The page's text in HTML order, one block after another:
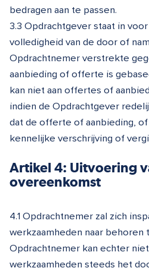
bedragen aan te passen.
3.3 Opdrachtgever staat in
volledigheid van de door of
Opdrachtnemer verstrekte
aanbieding of offerte is
kan niet aan offertes of
indien de Opdrachtgever
dat de offerte of aanbieding,
kennelijke verschrijving of
Artikel 4: Uitvoering
overeenkomst
4.1 Opdrachtnemer zal zich
werkzaamheden naar behoren
Opdrachtnemer kan echter
werkzaamheden steeds het